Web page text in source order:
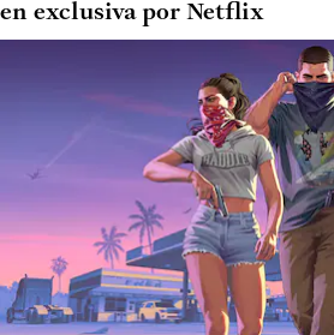
en exclusiva por Netflix